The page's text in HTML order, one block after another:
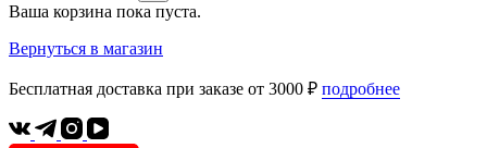
Ваша корзина пока пуста.
Вернуться в магазин
Бесплатная доставка при заказе от 3000 ₽ подробнее